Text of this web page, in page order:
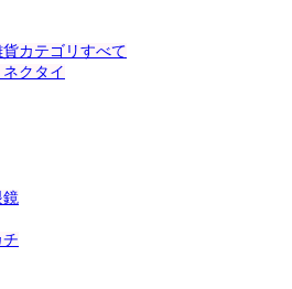
カテゴリすべて
クタイ
鏡
チ